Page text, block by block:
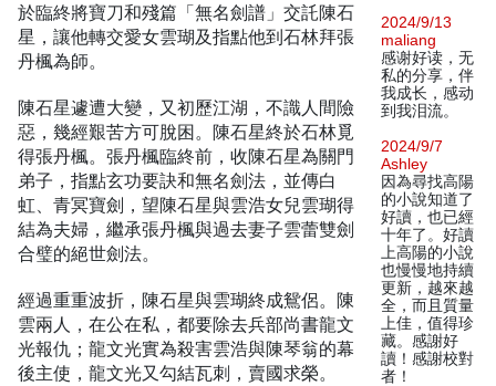
於臨終將寶刀和殘篇「無名劍譜」交託陳石
星，讓他轉交愛女雲瑚及指點他到石林拜張
丹楓為師。
陳石星遽遭大變，又初歷江湖，不識人間險
惡，幾經艱苦方可脫困。陳石星終於石林覓
得張丹楓。張丹楓臨終前，收陳石星為關門
弟子，指點玄功要訣和無名劍法，並傳白
虹、青冥寶劍，望陳石星與雲浩女兒雲瑚得
結為夫婦，繼承張丹楓與過去妻子雲蕾雙劍
合璧的絕世劍法。
經過重重波折，陳石星與雲瑚終成鴛侶。陳
雲兩人，在公在私，都要除去兵部尚書龍文
光報仇；龍文光實為殺害雲浩與陳琴翁的幕
後主使，龍文光又勾結瓦刺，賣國求榮。
2024/9/13
maliang
感谢好读，无
私的分享，伴
我成长，感动
到我泪流。
2024/9/7
Ashley
因為尋找高陽
的小說知道了
好讀，也已經
十年了。好讀
上高陽的小說
也慢慢地持續
更新，越來越
全，而且質量
上佳，值得珍
藏。感謝好
讀！感謝校對
者！